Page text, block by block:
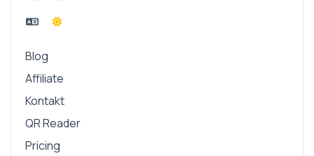
Blog
Affiliate
Kontakt
QR Reader
Pricing